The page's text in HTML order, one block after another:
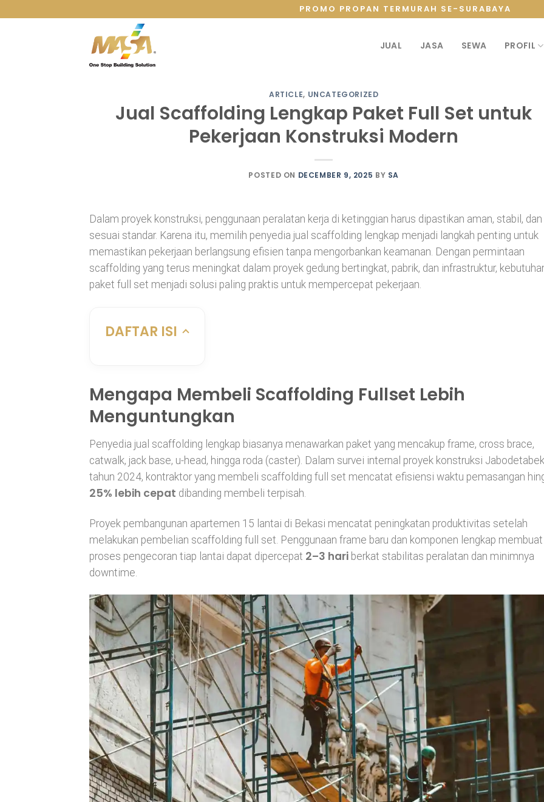
PROMO PROPAN TERMURAH SE-SURABAYA
JUAL JASA SEWA PROFIL
ARTICLE, UNCATEGORIZED
Jual Scaffolding Lengkap Paket Full Set untuk
Pekerjaan Konstruksi Modern
POSTED ON DECEMBER 9, 2025 BY SA
Dalam proyek konstruksi, penggunaan peralatan kerja di ketinggian harus dipastikan aman, stabil, dan
sesuai standar. Karena itu, memilih penyedia jual scaffolding lengkap menjadi langkah penting untuk
memastikan pekerjaan berlangsung efisien tanpa mengorbankan keamanan. Dengan permintaan
scaffolding yang terus meningkat dalam proyek gedung bertingkat, pabrik, dan infrastruktur,
paket full set menjadi solusi paling praktis untuk mempercepat pekerjaan.
DAFTAR ISI
Mengapa Membeli Scaffolding Fullset Lebih
Menguntungkan
Penyedia jual scaffolding lengkap biasanya menawarkan paket yang mencakup frame, cross brace,
catwalk, jack base, u-head, hingga roda (caster). Dalam survei internal proyek konstruksi Jabodetabek
tahun 2024, kontraktor yang membeli scaffolding full set mencatat efisiensi waktu pemasangan
25% lebih cepat dibanding membeli terpisah.
Proyek pembangunan apartemen 15 lantai di Bekasi mencatat peningkatan produktivitas setelah
melakukan pembelian scaffolding full set. Penggunaan frame baru dan komponen lengkap membuat
proses pengecoran tiap lantai dapat dipercepat 2–3 hari berkat stabilitas peralatan dan minimnya
downtime.